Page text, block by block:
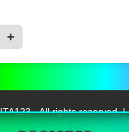
+
- All rights reserved. |
Terms & Conditions